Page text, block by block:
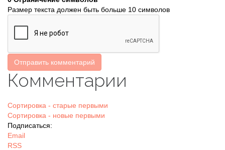
Размер текста должен быть больше 10 символов
Отправить комментарий
Комментарии
Сортировка - старые первыми
Сортировка - новые первыми
Подписаться:
Email
RSS